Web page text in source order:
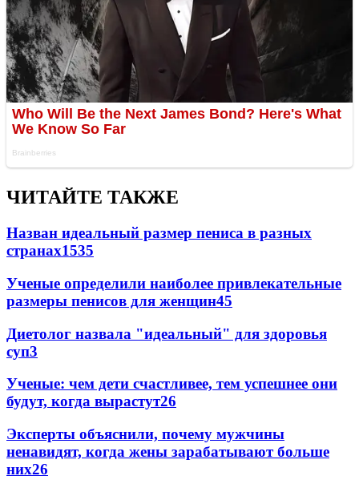
ЧИТАЙТЕ ТАКЖЕ
Назван идеальный размер пениса в разных
странах1535
Ученые определили наиболее привлекательные
размеры пенисов для женщин45
Диетолог назвала "идеальный" для здоровья
суп3
Ученые: чем дети счастливее, тем успешнее они
будут, когда вырастут26
Эксперты объяснили, почему мужчины
ненавидят, когда жены зарабатывают больше
них26